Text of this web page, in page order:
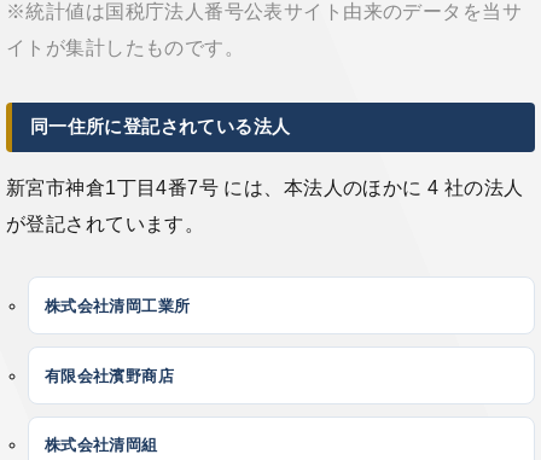
※統計値は国税庁法人番号公表サイト由来のデータを当サ
イトが集計したものです。
同一住所に登記されている法人
新宮市神倉1丁目4番7号 には、本法人のほかに 4 社の法人
が登記されています。
株式会社清岡工業所
有限会社濱野商店
株式会社清岡組